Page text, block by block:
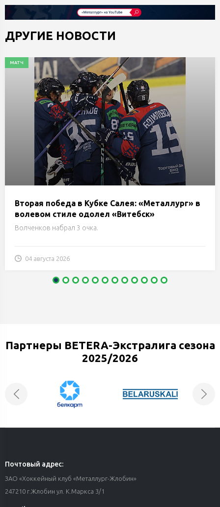
ДРУГИЕ НОВОСТИ
МАТЧ
Вторая победа в Кубке Салея: «Металлург» в
волевом стиле одолел «Витебск»
Волченков набрал 3 очка.
04 августа 2026
Партнеры BETERA-Экстралига сезона
2025/2026
Почтовый адрес:
ЗАО «Хоккейный клуб «Металлург-Жлобин»
247210 г.Жлобин ул. К.Маркса 3/1